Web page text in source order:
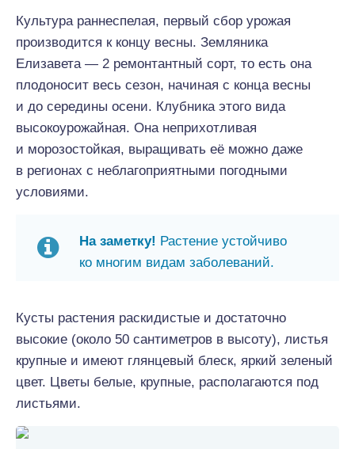
Культура раннеспелая, первый сбор урожая
производится к концу весны. Земляника
Елизавета — 2 ремонтантный сорт, то есть она
плодоносит весь сезон, начиная с конца весны
и до середины осени. Клубника этого вида
высокоурожайная. Она неприхотливая
и морозостойкая, выращивать её можно даже
в регионах с неблагоприятными погодными
условиями.
На заметку! Растение устойчиво
ко многим видам заболеваний.
Кусты растения раскидистые и достаточно
высокие (около 50 сантиметров в высоту), листья
крупные и имеют глянцевый блеск, яркий зеленый
цвет. Цветы белые, крупные, располагаются под
листьями.